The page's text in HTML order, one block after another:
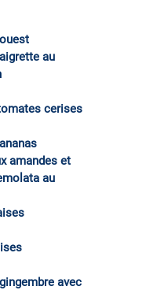
au
cerises
amandes et
au
avec